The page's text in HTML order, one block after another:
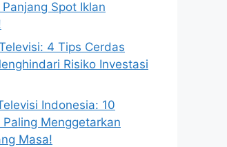
Spot Iklan
4 Tips Cerdas
Risiko Investasi
Indonesia: 10
Paling Menggetarkan
Masa!